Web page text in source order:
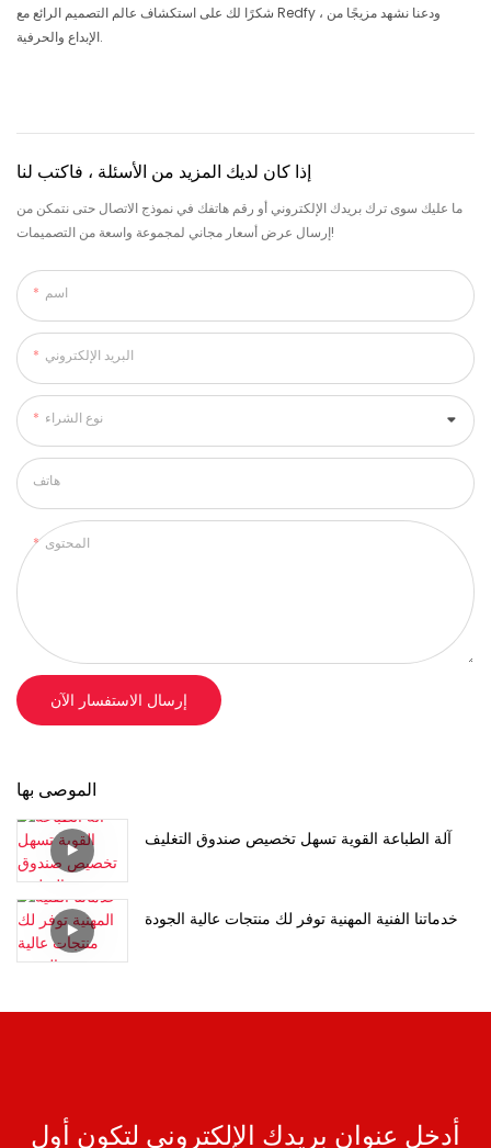
شكرًا لك على استكشاف عالم التصميم الرائع مع Redfy ، ودعنا نشهد مزيجًا من
الإبداع والحرفية.
إذا كان لديك المزيد من الأسئلة ، فاكتب لنا
ما عليك سوى ترك بريدك الإلكتروني أو رقم هاتفك في نموذج الاتصال حتى نتمكن من
إرسال عرض أسعار مجاني لمجموعة واسعة من التصميمات!
اسم
البريد الإلكتروني
نوع الشراء
هاتف
المحتوى
إرسال الاستفسار الآن
الموصى بها
آلة الطباعة القوية تسهل تخصيص صندوق التغليف
خدماتنا الفنية المهنية توفر لك منتجات عالية الجودة
أدخل عنوان بريدك الإلكتروني لتكون أول